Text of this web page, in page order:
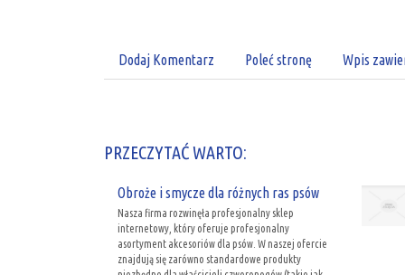
Dodaj Komentarz Poleć stronę Wpis
PRZECZYTAĆ WARTO:
Obroże i smycze dla różnych ras psów
Nasza firma rozwinęła profesjonalny sklep
internetowy, który oferuje profesjonalny
asortyment akcesoriów dla psów. W naszej ofercie
znajdują się zarówno standardowe produkty